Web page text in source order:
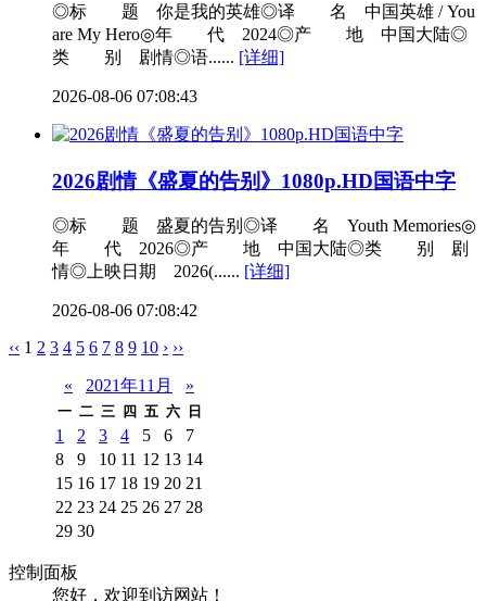
◎标 题 你是我的英雄◎译 名 中国英雄 / You
are My Hero◎年 代 2024◎产 地 中国大陆◎
类 别 剧情◎语...... [详细]
2026-08-06 07:08:43
2026剧情《盛夏的告别》1080p.HD国语中字
◎标 题 盛夏的告别◎译 名 Youth Memories◎
年 代 2026◎产 地 中国大陆◎类 别 剧
情◎上映日期 2026(...... [详细]
2026-08-06 07:08:42
‹‹ 1 2 3 4 5 6 7 8 9 10 › ››
« 2021年11月 »
一 二 三 四 五 六 日
1 2 3 4 5 6
7
8
9 10 11 12 13 14
15 16 17 18 19 20 21
22 23 24 25 26 27 28
29 30
控制面板
您好，欢迎到访网站！